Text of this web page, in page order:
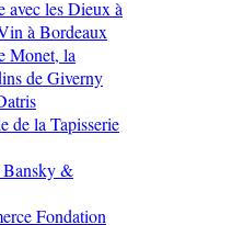
avec les Dieux à
à Bordeaux
Monet, la
de Giverny
de la Tapisserie
Bansky &
Fondation